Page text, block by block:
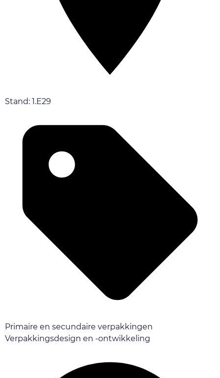
Stand: 1.E29
Primaire en secundaire verpakkingen
Verpakkingsdesign en -ontwikkeling